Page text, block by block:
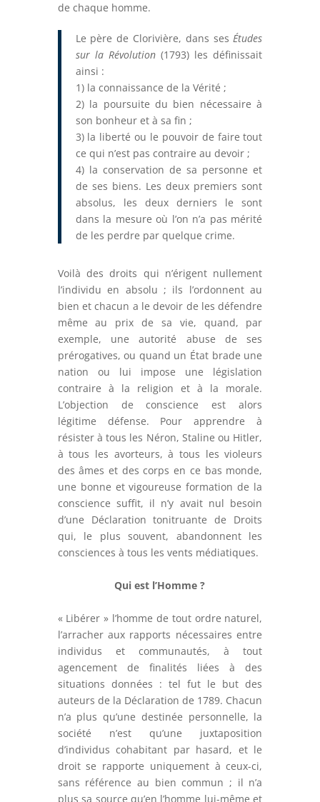
de chaque homme.
Le père de Clorivière, dans ses Études
sur la Révolution (1793) les définissait
ainsi :
1) la connaissance de la Vérité ;
2) la poursuite du bien nécessaire à
son bonheur et à sa fin ;
3) la liberté ou le pouvoir de faire tout
ce qui n’est pas contraire au devoir ;
4) la conservation de sa personne et
de ses biens. Les deux premiers sont
absolus, les deux derniers le sont
dans la mesure où l’on n’a pas mérité
de les perdre par quelque crime.
Voilà des droits qui n’érigent nullement
l’individu en absolu ; ils l’ordonnent au
bien et chacun a le devoir de les défendre
même au prix de sa vie, quand, par
exemple, une autorité abuse de ses
prérogatives, ou quand un État brade une
nation ou lui impose une législation
contraire à la religion et à la morale.
L’objection de conscience est alors
légitime défense. Pour apprendre à
résister à tous les Néron, Staline ou Hitler,
à tous les avorteurs, à tous les violeurs
des âmes et des corps en ce bas monde,
une bonne et vigoureuse formation de la
conscience suffit, il n’y avait nul besoin
d’une Déclaration tonitruante de Droits
qui, le plus souvent, abandonnent les
consciences à tous les vents médiatiques.
Qui est l’Homme ?
« Libérer » l’homme de tout ordre naturel,
l’arracher aux rapports nécessaires entre
individus et communautés, à tout
agencement de finalités liées à des
situations données : tel fut le but des
auteurs de la Déclaration de 1789. Chacun
n’a plus qu’une destinée personnelle, la
société n’est qu’une juxtaposition
d’individus cohabitant par hasard, et le
droit se rapporte uniquement à ceux-ci,
sans référence au bien commun ; il n’a
plus sa source qu’en l’homme lui-même et